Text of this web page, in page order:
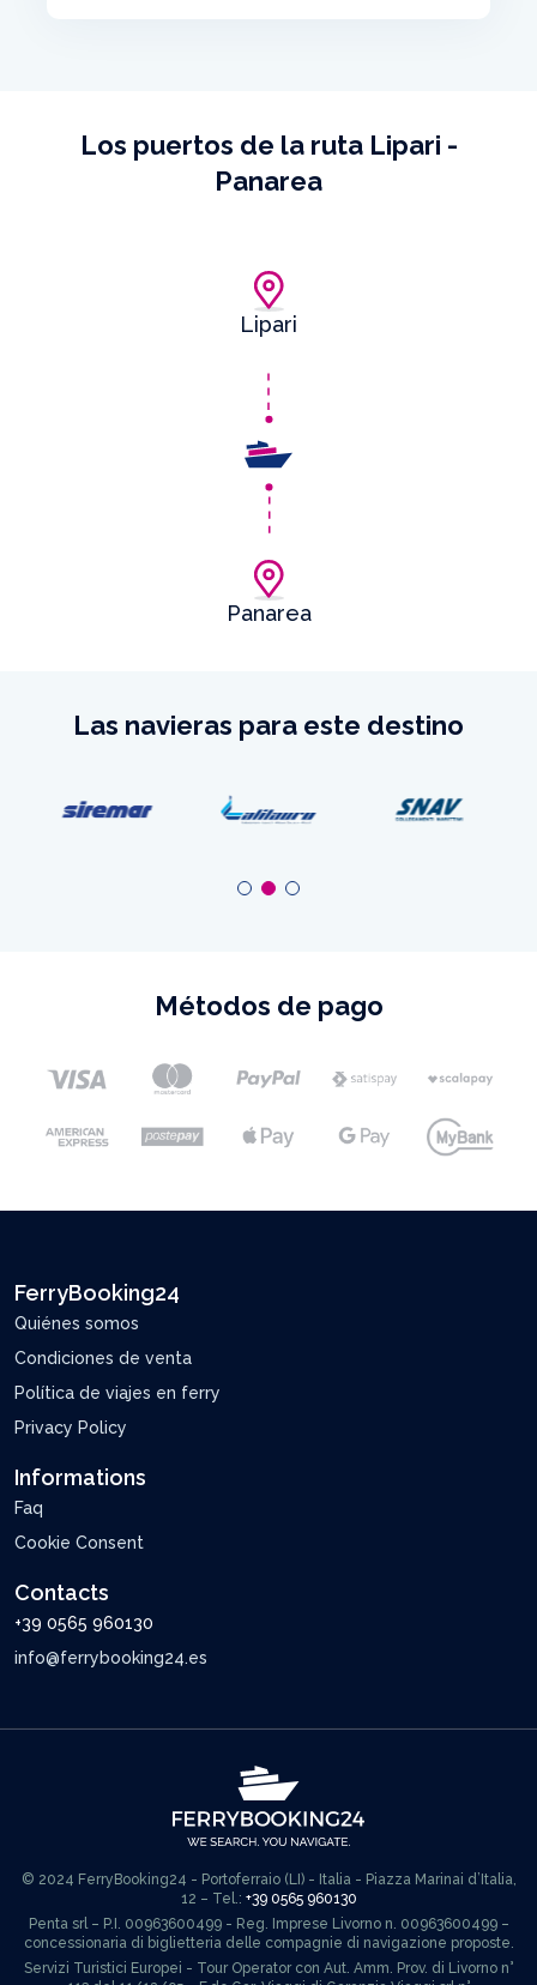
Los puertos de la ruta Lipari -
Panarea
Lipari
Panarea
Las navieras para este destino
Métodos de pago
FerryBooking24
Quiénes somos
Condiciones de venta
Política de viajes en ferry
Privacy Policy
Informations
Faq
Cookie Consent
Contacts
+39 0565 960130
info@ferrybooking24.es
© 2024 FerryBooking24 - Portoferraio (LI) - Italia - Piazza Marinai d’Italia,
12 – Tel.: +39 0565 960130
Penta srl – P.I. 00963600499 - Reg. Imprese Livorno n. 00963600499 –
concessionaria di biglietteria delle compagnie di navigazione proposte.
Servizi Turistici Europei - Tour Operator con Aut. Amm. Prov. di Livorno n°